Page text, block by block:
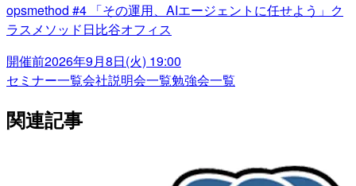
opsmethod #4 「その運用、AIエージェントに任せよう」ク
ラスメソッド日比谷オフィス
開催前2026年9月8日(火) 19:00
セミナー一覧会社説明会一覧勉強会一覧
関連記事